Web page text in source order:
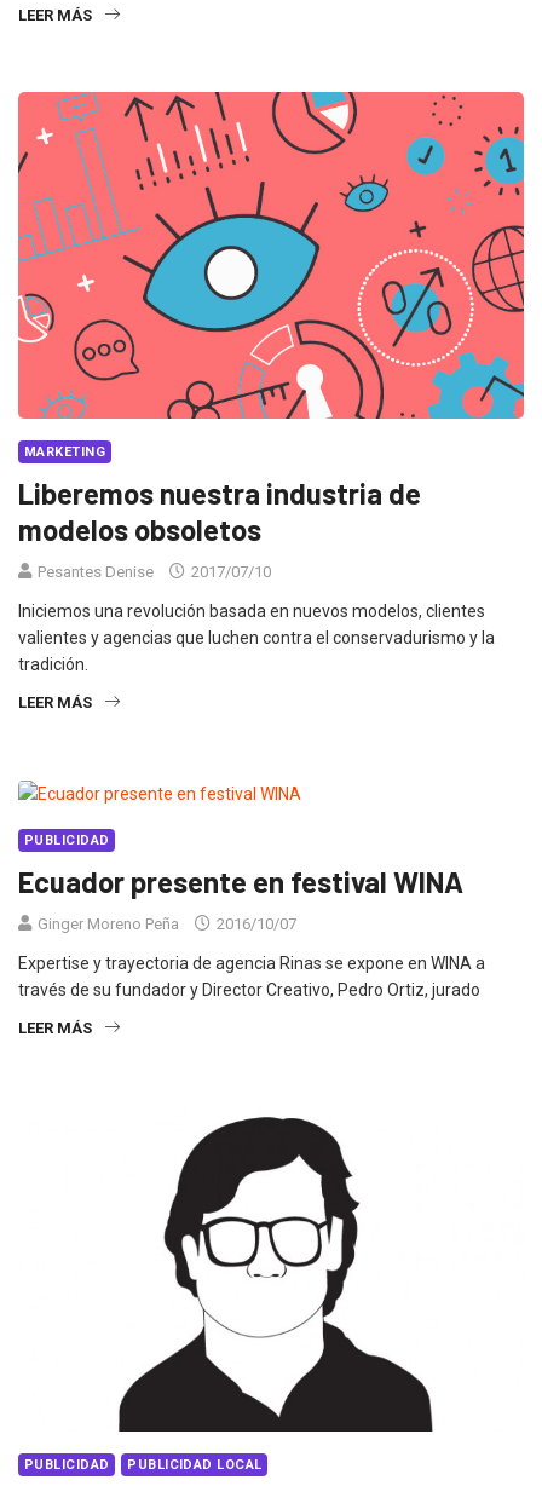
LEER MÁS
MARKETING
Liberemos nuestra industria de
modelos obsoletos
Pesantes Denise 2017/07/10
Iniciemos una revolución basada en nuevos modelos, clientes
valientes y agencias que luchen contra el conservadurismo y la
tradición.
LEER MÁS
PUBLICIDAD
Ecuador presente en festival WINA
Ginger Moreno Peña 2016/10/07
Expertise y trayectoria de agencia Rinas se expone en WINA a
través de su fundador y Director Creativo, Pedro Ortiz, jurado
LEER MÁS
PUBLICIDAD PUBLICIDAD LOCAL